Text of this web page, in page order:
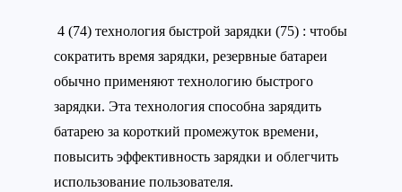
4 (74) технология быстрой зарядки (75) : чтобы
сократить время зарядки, резервные батареи
обычно применяют технологию быстрого
зарядки. Эта технология способна зарядить
батарею за короткий промежуток времени,
повысить эффективность зарядки и облегчить
использование пользователя.